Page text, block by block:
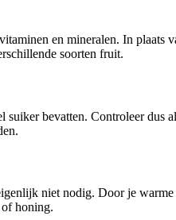
en mineralen. In plaats
soorten fruit.
suiker bevatten. Controleer
niet nodig. Door je
of honing.